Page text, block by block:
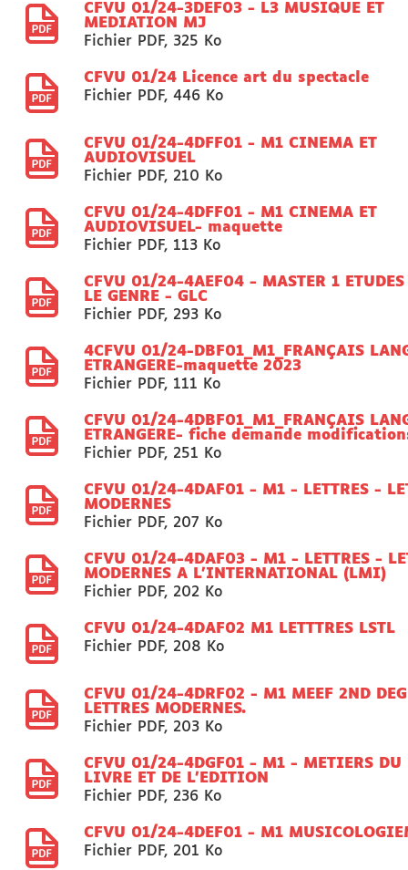
CFVU 01/24-3DEF03 - L3 MUSIQUE ET
MEDIATION MJ
Fichier PDF, 325 Ko
CFVU 01/24 Licence art du spectacle
Fichier PDF, 446 Ko
CFVU 01/24-4DFF01 - M1 CINEMA ET
AUDIOVISUEL
Fichier PDF, 210 Ko
CFVU 01/24-4DFF01 - M1 CINEMA ET
AUDIOVISUEL- maquette
Fichier PDF, 113 Ko
CFVU 01/24-4AEF04 - MASTER 1 ETUDES
LE GENRE - GLC
Fichier PDF, 293 Ko
4CFVU 01/24-DBF01_M1_FRANÇAIS
ETRANGERE-maquette 2023
Fichier PDF, 111 Ko
CFVU 01/24-4DBF01_M1_FRANÇAIS
ETRANGERE- fiche demande
Fichier PDF, 251 Ko
CFVU 01/24-4DAF01 - M1 - LETTRES -
MODERNES
Fichier PDF, 207 Ko
CFVU 01/24-4DAF03 - M1 - LETTRES -
MODERNES A L'INTERNATIONAL (LMI)
Fichier PDF, 202 Ko
CFVU 01/24-4DAF02 M1 LETTTRES LSTL
Fichier PDF, 208 Ko
CFVU 01/24-4DRF02 - M1 MEEF 2ND
LETTRES MODERNES.
Fichier PDF, 203 Ko
CFVU 01/24-4DGF01 - M1 - METIERS DU
LIVRE ET DE L'EDITION
Fichier PDF, 236 Ko
CFVU 01/24-4DEF01 - M1
Fichier PDF, 201 Ko